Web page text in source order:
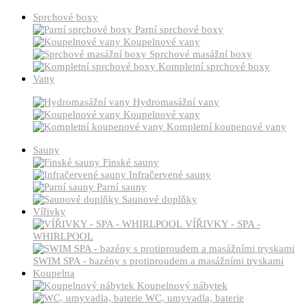
Sprchové boxy
Parní sprchové boxy
Koupelnové vany
Sprchové masážní boxy
Kompletní sprchové boxy
Vany
Hydromasážní vany
Koupelnové vany
Kompletní koupenové vany
Sauny
Finské sauny
Infračervené sauny
Parní sauny
Saunové doplňky
Vířivky
VÍŘIVKY - SPA -
WHIRLPOOL
SWIM SPA - bazény s protiproudem a masážními tryskami
Koupelna
Koupelnový nábytek
WC, umyvadla, baterie